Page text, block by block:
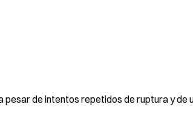
pesar de intentos repetidos de ruptura y de